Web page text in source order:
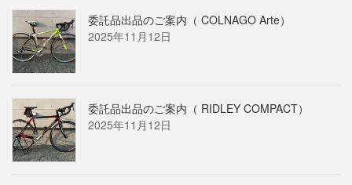
委託品出品のご案内（ COLNAGO Arte）
2025年11月12日
委託品出品のご案内（ RIDLEY COMPACT）
2025年11月12日